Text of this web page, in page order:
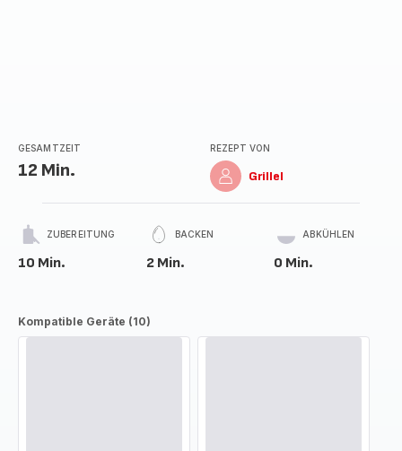
GESAMTZEIT
12 Min.
REZEPT VON
Grillel
ZUBEREITUNG
10 Min.
BACKEN
2 Min.
ABKÜHLEN
0 Min.
Kompatible Geräte (10)